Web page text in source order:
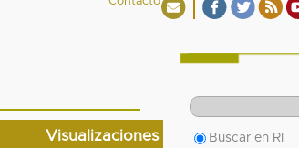
Visualizaciones
Buscar en RI